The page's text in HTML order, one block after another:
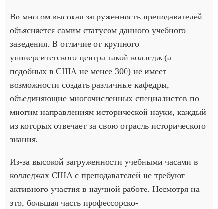
Во многом высокая загруженность преподавателей
объясняется самим статусом данного учебного
заведения. В отличие от крупного
университетского центра такой колледж (а
подобных в США не менее 300) не имеет
возможности создать различные кафедры,
объединяющие многочисленных специалистов по
многим направлениям исторической науки, каждый
из которых отвечает за свою отрасль исторического
знания.
Из-за высокой загруженности учебными часами в
колледжах США с преподавателей не требуют
активного участия в научной работе. Несмотря на
это, большая часть профессорско-